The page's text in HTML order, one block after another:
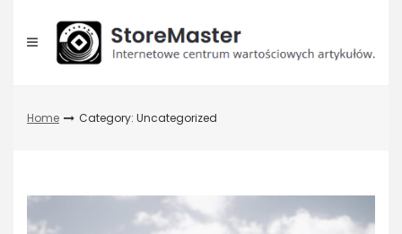
content
Home Category: Uncategorized